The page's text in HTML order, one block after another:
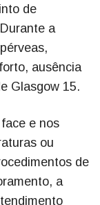
de
a
ausência
Glasgow 15.
e nos
ou
de
a